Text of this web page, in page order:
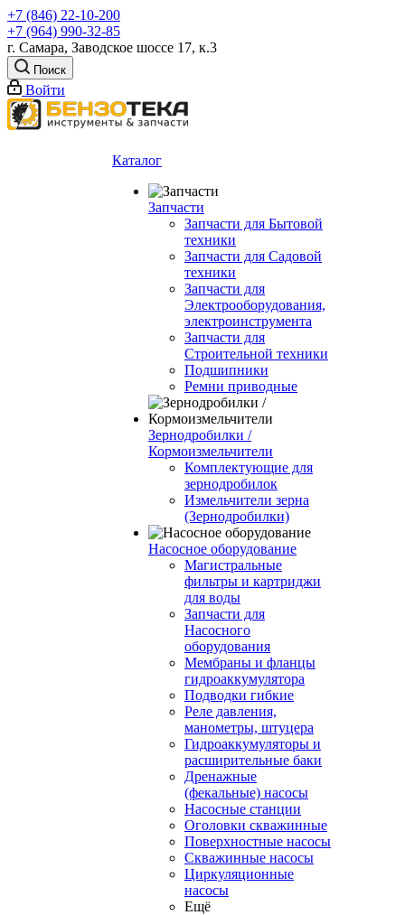
+7 (846) 22-10-200
+7 (964) 990-32-85
г. Самара, Заводское шоссе 17, к.3
Поиск
Войти
Каталог
Запчасти
Запчасти для Бытовой
техники
Запчасти для Садовой
техники
Запчасти для
Электрооборудования,
электроинструмента
Запчасти для
Строительной техники
Подшипники
Ремни приводные
Зернодробилки /
Кормоизмельчители
Комплектующие для
зернодробилок
Измельчители зерна
(Зернодробилки)
Насосное оборудование
Магистральные
фильтры и картриджи
для воды
Запчасти для
Насосного
оборудования
Мембраны и фланцы
гидроаккумулятора
Подводки гибкие
Реле давления,
манометры, штуцера
Гидроаккумуляторы и
расширительные баки
Дренажные
(фекальные) насосы
Насосные станции
Оголовки скважинные
Поверхностные насосы
Скважинные насосы
Циркуляционные
насосы
Ещё